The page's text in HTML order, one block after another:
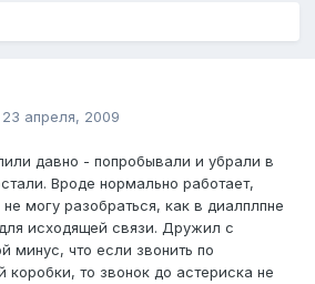
23 апреля, 2009
давно - попробывали и убрали в
Вроде нормально работает,
могу разобраться, как в диалплпне
исходящей связи. Дружил с
минус, что если звонить по
коробки, то звонок до астериска не